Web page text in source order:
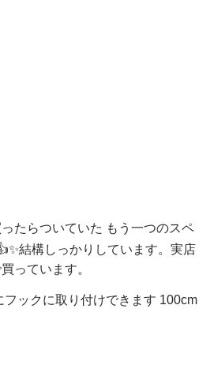
たらついていた もう一つのスペ
結構しっかりしています。実店
っています。
ックに取り付けできます 100cm